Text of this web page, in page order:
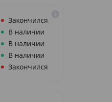
Закончился
В наличии
В наличии
В наличии
Закончился